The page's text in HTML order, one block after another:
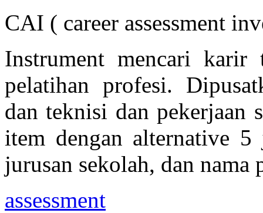
CAI ( career assessment
Instrument mencari
pelatihan profesi.
dan teknisi dan pekerjaan
item dengan alternative
jurusan sekolah, dan nama
assessment